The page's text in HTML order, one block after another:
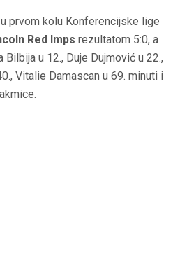
prvom kolu Konferencijske lige
Red Imps rezultatom 5:0, a
u 12., Duje Dujmović u 22.,
Vitalie Damascan u 69. minuti i